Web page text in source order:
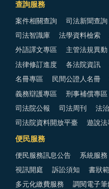
查詢服務
案件相關查詢 司法新聞查詢
司法智識庫 法學資料檢索
外語譯文專區 主管法規異動
法律修訂進度 各法院資訊
名冊專區 民間公證人名冊
義務辯護專區 刑事補償專區
司法院公報 司法周刊 法
司法院資料開放平臺 遊說法
便民服務
便民服務訊息公告 系統服務
視訊開庭 訴訟須知 書狀
多元化繳費服務 調閱電子筆